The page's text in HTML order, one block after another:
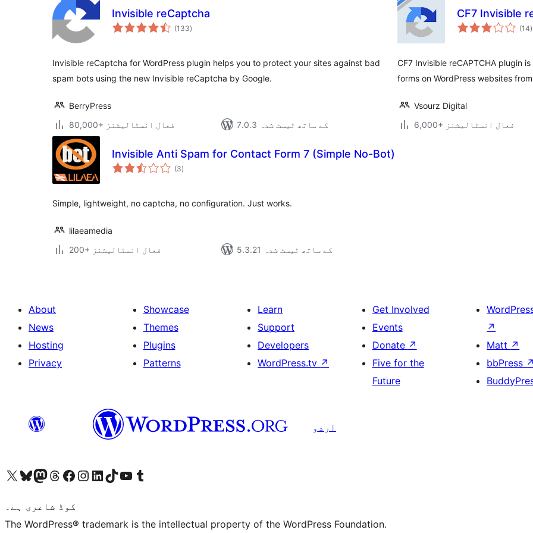
Invisible reCaptcha
(133مجموعی
درجہ
)
Invisible reCaptcha for WordPress plugin helps you to protect your sites against bad
spam bots using the new Invisible reCaptcha by Google.
BerryPress
80,000+ فعال انسٹالیشنز
7.0.3 کے ساتھ ٹیسٹ شدہ
CF7 Invisible
(14)
CF7 Invisible reCAPTCHA plugin
forms on WordPress websites
Vsourz Digital
6,000+ فعال انسٹالیشنز
Invisible Anti Spam for Contact Form 7 (Simple No-Bot)
(3مجموعی
درجہ
)
Simple, lightweight, no captcha, no configuration. Just works.
lilaeamedia
200+ فعال انسٹالیشنز
5.3.21 کے ساتھ ٹیسٹ شدہ
About
News
Hosting
Privacy
Showcase
Themes
Plugins
Patterns
Learn
Support
Developers
WordPress.tv ↗
Get Involved
Events
Donate ↗
Five for the
Future
↗
Matt ↗
bbPress ↗
اردو
Visit our X (formerly Twitter) account
ہمارے بلیواسکائی اکاؤنٹ پر جائیں
Visit our Mastodon account
ہمارے ٹھریڈز اکاؤنٹ پر جائیں
Visit our Facebook page
Visit our Instagram account
Visit our LinkedIn account
ہمارے ٹک ٹاک اکاؤنٹ پر جائیں
Visit our YouTube channel
ہمارے ٹمبلر اکاؤنٹ پر جائیں
کوڈ شاعری ہے۔
The WordPress® trademark is the intellectual property of the WordPress Foundation.